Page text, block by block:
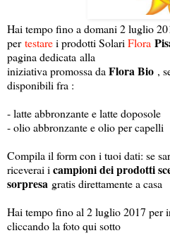
Hai tempo fino a domani 2 luglio
pertestarei prodotti Solari Flora
pagina dedicata alla
iniziativa promossa da Flora Bio ,
disponibili fra :
- latte abbronzante e latte doposole
- olio abbronzante e olio per capelli
Compila il form con i tuoi dati: se
riceverai i campioni dei prodotti
sorpresa gratis direttamente a casa
Hai tempo fino al 2 luglio 2017 per
cliccando la foto qui sotto